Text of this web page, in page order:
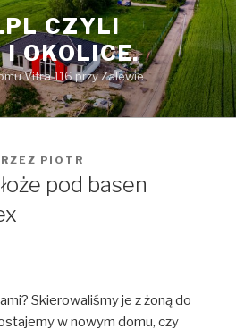
CZYLI
OKOLICE.
Vitra 116 przy Zalewie
PIOTR
pod basen
Skierowaliśmy je z żoną do
w nowym domu, czy